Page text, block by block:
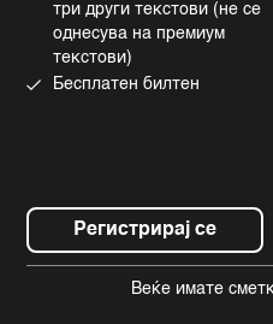
Берзи
Жешките
создаваат
Европските берзи работат
привлекуваат сѐ повеќе
актуелниот раст е
краткорочни пазарни
три други текстови (не се
однесува на премиум
текстови)
Бесплатен билтен
Регистрирај се
Веќе имате